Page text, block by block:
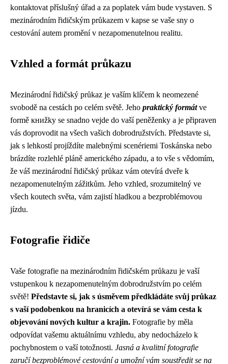
kontaktovat příslušný úřad a za poplatek vám bude vystaven. S
mezinárodním řidičským průkazem v kapse se vaše sny o
cestování autem promění v nezapomenutelnou realitu.
Vzhled a formát průkazu
Mezinárodní řidičský průkaz je vaším klíčem k neomezené
svobodě na cestách po celém světě. Jeho praktický formátve
formě книžky se snadno vejde do vaší peněženky a je připraven
vás doprovodit na všech vašich dobrodružstvích. Představte si,
jak s lehkostí projíždíte malebnými scenériemi Toskánska nebo
brázdíte rozlehlé pláně amerického západu, a to vše s vědomím,
že váš mezinárodní řidičský průkaz vám otevírá dveře k
nezapomenutelným zážitkům. Jeho vzhled, srozumitelný ve
všech koutech světa, vám zajistí hladkou a bezproblémovou
jízdu.
Fotografie řidiče
Vaše fotografie na mezinárodním řidičském průkazu je vaší
vstupenkou k nezapomenutelným dobrodružstvím po celém
světě! Představte si, jak s úsměvem předkládáte svůj průkaz
s vaší podobenkou na hranicích a otevírá se vám cesta k
objevování nových kultur a krajin. Fotografie by měla
odpovídat vašemu aktuálnímu vzhledu, aby nedocházelo k
pochybnostem o vaší totožnosti. Jasná a kvalitní fotografie
zaručí bezproblémové cestování a umožní vám soustředit se na